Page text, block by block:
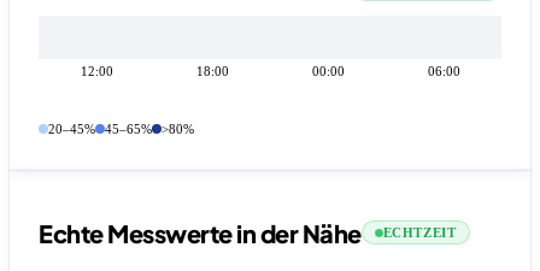
12:00 18:00 00:00 06:00
20–45% 45–65% >80%
Echte Messwerte in der Nähe ECHTZEIT